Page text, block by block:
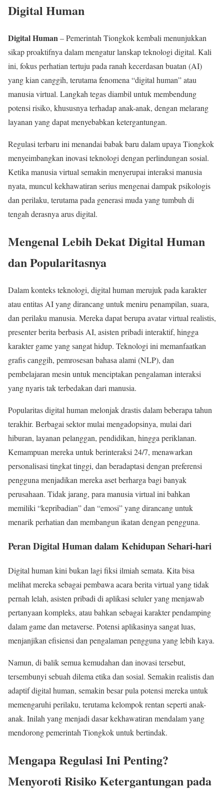
Digital Human
Digital Human– Pemerintah Tiongkok kembali menunjukkan
sikap proaktifnya dalam mengatur lanskap teknologi digital. Kali
ini, fokus perhatian tertuju pada ranah kecerdasan buatan (AI)
yang kian canggih, terutama fenomena “digital human” atau
manusia virtual. Langkah tegas diambil untuk membendung
potensi risiko, khususnya terhadap anak-anak, dengan melarang
layanan yang dapat menyebabkan ketergantungan.
Regulasi terbaru ini menandai babak baru dalam upaya Tiongkok
menyeimbangkan inovasi teknologi dengan perlindungan sosial.
Ketika manusia virtual semakin menyerupai interaksi manusia
nyata, muncul kekhawatiran serius mengenai dampak psikologis
dan perilaku, terutama pada generasi muda yang tumbuh di
tengah derasnya arus digital.
Mengenal Lebih Dekat Digital Human
dan Popularitasnya
Dalam konteks teknologi, digital human merujuk pada karakter
atau entitas AI yang dirancang untuk meniru penampilan, suara,
dan perilaku manusia. Mereka dapat berupa avatar virtual realistis,
presenter berita berbasis AI, asisten pribadi interaktif, hingga
karakter game yang sangat hidup. Teknologi ini memanfaatkan
grafis canggih, pemrosesan bahasa alami (NLP), dan
pembelajaran mesin untuk menciptakan pengalaman interaksi
yang nyaris tak terbedakan dari manusia.
Popularitas digital human melonjak drastis dalam beberapa tahun
terakhir. Berbagai sektor mulai mengadopsinya, mulai dari
hiburan, layanan pelanggan, pendidikan, hingga periklanan.
Kemampuan mereka untuk berinteraksi 24/7, menawarkan
personalisasi tingkat tinggi, dan beradaptasi dengan preferensi
pengguna menjadikan mereka aset berharga bagi banyak
perusahaan. Tidak jarang, para manusia virtual ini bahkan
memiliki “kepribadian” dan “emosi” yang dirancang untuk
menarik perhatian dan membangun ikatan dengan pengguna.
Peran Digital Human dalam Kehidupan Sehari-hari
Digital human kini bukan lagi fiksi ilmiah semata. Kita bisa
melihat mereka sebagai pembawa acara berita virtual yang tidak
pernah lelah, asisten pribadi di aplikasi seluler yang menjawab
pertanyaan kompleks, atau bahkan sebagai karakter pendamping
dalam game dan metaverse. Potensi aplikasinya sangat luas,
menjanjikan efisiensi dan pengalaman pengguna yang lebih kaya.
Namun, di balik semua kemudahan dan inovasi tersebut,
tersembunyi sebuah dilema etika dan sosial. Semakin realistis dan
adaptif digital human, semakin besar pula potensi mereka untuk
memengaruhi perilaku, terutama kelompok rentan seperti anak-
anak. Inilah yang menjadi dasar kekhawatiran mendalam yang
mendorong pemerintah Tiongkok untuk bertindak.
Mengapa Regulasi Ini Penting?
Menyoroti Risiko Ketergantungan pada